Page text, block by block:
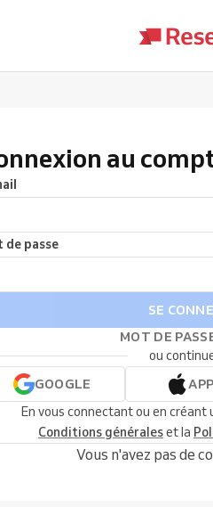
au
de passe
SE
MOT DE
ou
GOOGLE
En vous connectant ou en créant
Conditions généraleset la
Vous n'avez pas de